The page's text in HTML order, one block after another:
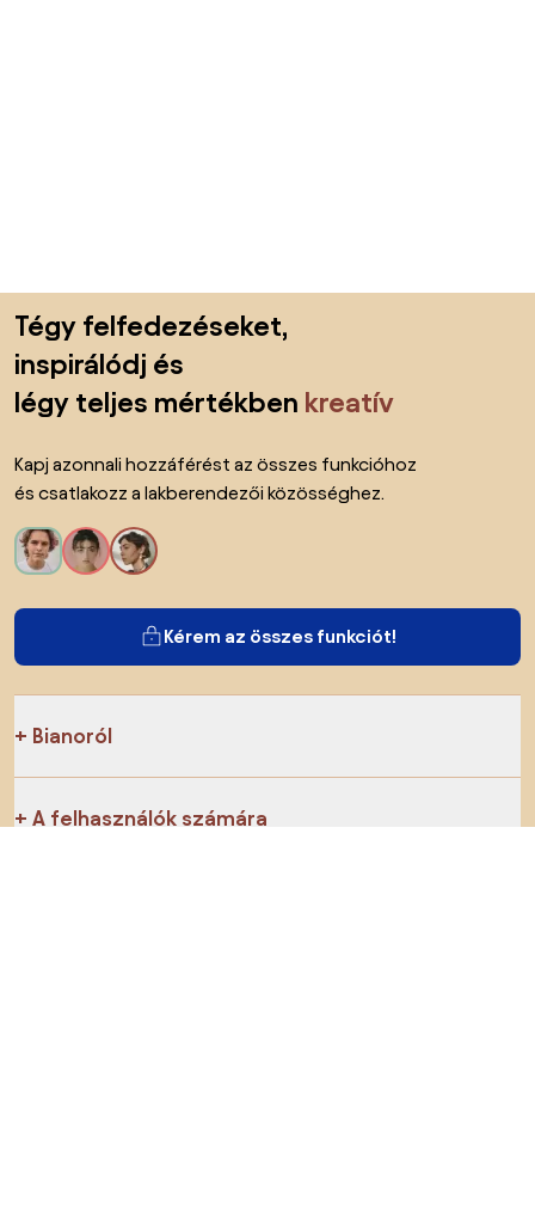
Tégy felfedezéseket,
inspirálódj és
légy teljes mértékben kreatív
Kapj azonnali hozzáférést az összes funkcióhoz
és csatlakozz a lakberendezői közösséghez.
Kérem az összes funkciót!
Bianoról
A felhasználók számára